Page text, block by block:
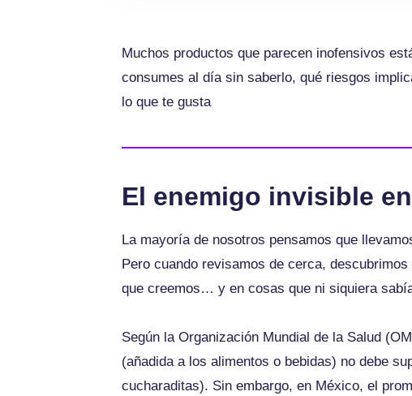
Muchos productos que parecen inofensivos
consumes al día sin saberlo, qué riesgos
lo que te gusta
El enemigo invisible
La mayoría de nosotros pensamos que
Pero cuando revisamos de cerca,
que creemos… y en cosas que ni siquiera
Según la Organización Mundial de la Salud
(añadida a los alimentos o bebidas) no debe
cucharaditas). Sin embargo, en México, el